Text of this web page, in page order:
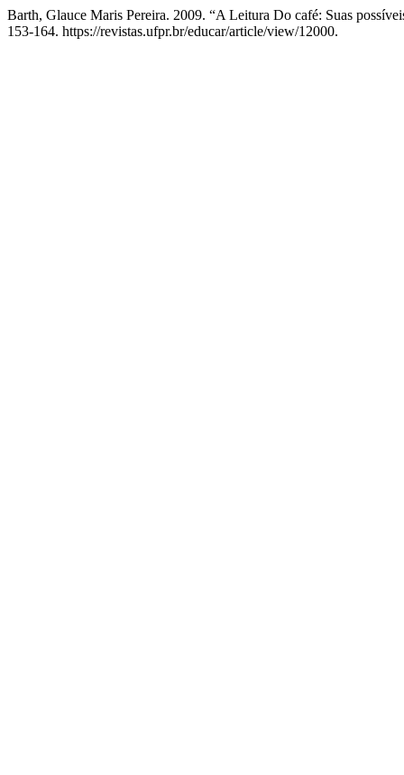
Barth, Glauce Maris Pereira. 2009. “A Leitura Do café: Suas
153-164. https://revistas.ufpr.br/educar/article/view/12000.